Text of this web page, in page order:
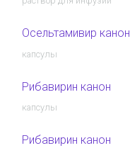
Осельтамивир канон
капсулы
Рибавирин канон
капсулы
Рибавирин канон